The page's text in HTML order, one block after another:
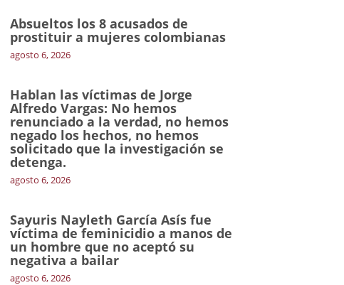
Absueltos los 8 acusados de
prostituir a mujeres colombianas
agosto 6, 2026
Hablan las víctimas de Jorge
Alfredo Vargas: No hemos
renunciado a la verdad, no hemos
negado los hechos, no hemos
solicitado que la investigación se
detenga.
agosto 6, 2026
Sayuris Nayleth García Asís fue
víctima de feminicidio a manos de
un hombre que no aceptó su
negativa a bailar
agosto 6, 2026